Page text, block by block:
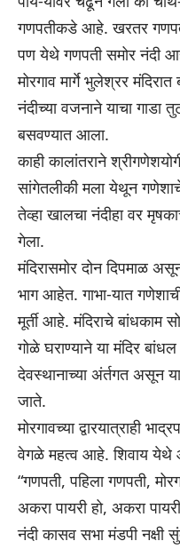
गणपतीकडे आहे. खरतर
पण येथे गणपती समोर नंदी
मोरगाव मार्गे भुलेश्रर
नंदीच्या वजनाने याचा गाडा
बसवण्यात आला.
काही कालांतराने
सांगेतलीकी मला येथून
तेव्हा खालचा नंदीहा वर
गेला.
मंदिरासमोर दोन दिपमाळ
भाग आहेत. गाभा-यात
मूर्ती आहे. मंदिराचे बांधकाम
गोळे घराण्याने या मंदिर
देवस्थानाच्या अंर्तगत असून
जाते.
मोरगावच्या द्वारयात्राही
वेगळे महत्व आहे. शिवाय येथे
“गणपती, पहिला गणपती,
अकरा पायरी हो, अकरा
नंदी कासव सभा मंडपी नक्षी